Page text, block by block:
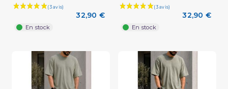
32,90 €
En stock
32,90 €
En stock